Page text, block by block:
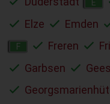
E
Elze
Emden
F Freren
Garbsen